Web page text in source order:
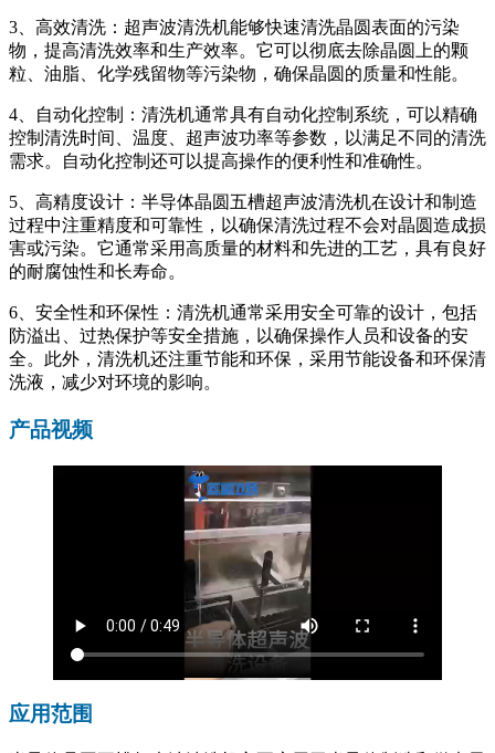
3、高效清洗：超声波清洗机能够快速清洗晶圆表面的污染
物，提高清洗效率和生产效率。它可以彻底去除晶圆上的颗
粒、油脂、化学残留物等污染物，确保晶圆的质量和性能。
4、自动化控制：清洗机通常具有自动化控制系统，可以精确
控制清洗时间、温度、超声波功率等参数，以满足不同的清洗
需求。自动化控制还可以提高操作的便利性和准确性。
5、高精度设计：半导体晶圆五槽超声波清洗机在设计和制造
过程中注重精度和可靠性，以确保清洗过程不会对晶圆造成损
害或污染。它通常采用高质量的材料和先进的工艺，具有良好
的耐腐蚀性和长寿命。
6、安全性和环保性：清洗机通常采用安全可靠的设计，包括
防溢出、过热保护等安全措施，以确保操作人员和设备的安
全。此外，清洗机还注重节能和环保，采用节能设备和环保清
洗液，减少对环境的影响。
产品视频
应用范围